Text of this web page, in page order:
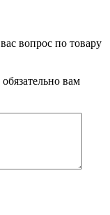
вопрос по товару
вам